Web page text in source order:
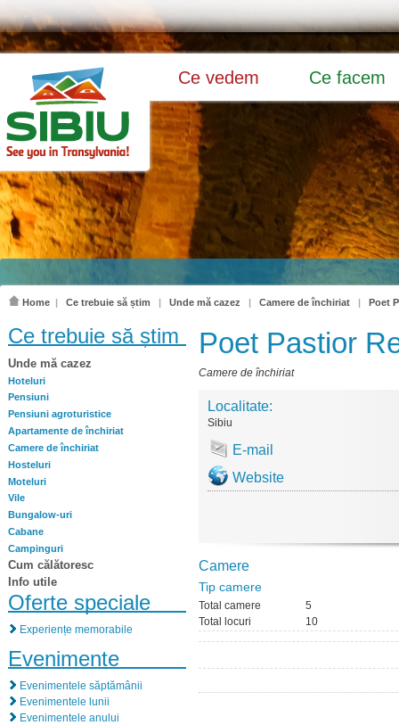
Ce vedem Ce facem
Home | Ce trebuie să știm | Unde mă cazez | Camere de închiriat | Poet
Ce trebuie să știm
Unde mă cazez
Hoteluri
Pensiuni
Pensiuni agroturistice
Apartamente de închiriat
Camere de închiriat
Hosteluri
Moteluri
Vile
Bungalow-uri
Cabane
Campinguri
Cum călătoresc
Info utile
Oferte speciale
Experiențe memorabile
Evenimente
Evenimentele săptămânii
Evenimentele lunii
Evenimentele anului
Poet Pastior
Camere de închiriat
Localitate:
Sibiu
E-mail
Website
Camere
Tip camere
Total camere
5
Total locuri
10